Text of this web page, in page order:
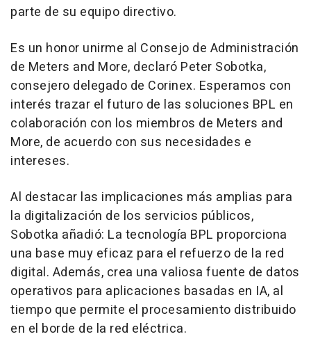
parte de su equipo directivo.
Es un honor unirme al Consejo de Administración
de Meters and More, declaró Peter Sobotka,
consejero delegado de Corinex. Esperamos con
interés trazar el futuro de las soluciones BPL en
colaboración con los miembros de Meters and
More, de acuerdo con sus necesidades e
intereses.
Al destacar las implicaciones más amplias para
la digitalización de los servicios públicos,
Sobotka añadió: La tecnología BPL proporciona
una base muy eficaz para el refuerzo de la red
digital. Además, crea una valiosa fuente de datos
operativos para aplicaciones basadas en IA, al
tiempo que permite el procesamiento distribuido
en el borde de la red eléctrica.